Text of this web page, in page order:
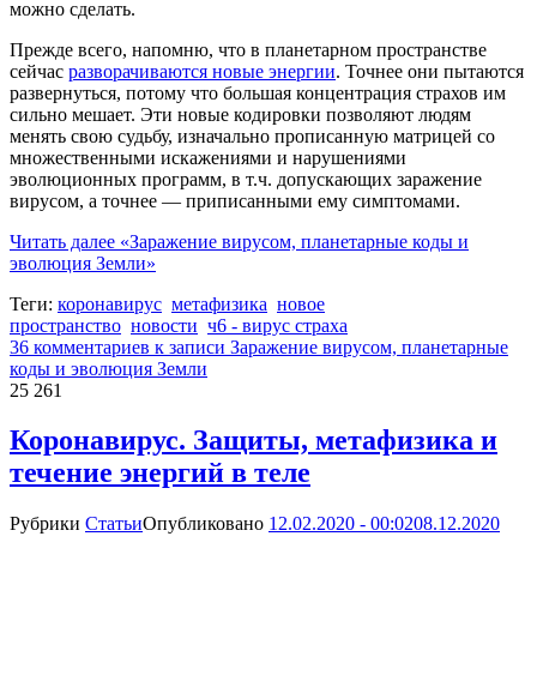
можно сделать.
Прежде всего, напомню, что в планетарном пространстве
сейчас разворачиваются новые энергии. Точнее они пытаются
развернуться, потому что большая концентрация страхов им
сильно мешает. Эти новые кодировки позволяют людям
менять свою судьбу, изначально прописанную матрицей со
множественными искажениями и нарушениями
эволюционных программ, в т.ч. допускающих заражение
вирусом, а точнее — приписанными ему симптомами.
Читать далее «Заражение вирусом, планетарные коды и
эволюция Земли»
Теги: коронавирус метафизика новое
пространство новости ч6 - вирус страха
36 комментариев к записи Заражение вирусом, планетарные
коды и эволюция Земли
25 261
Коронавирус. Защиты, метафизика и
течение энергий в теле
Рубрики СтатьиОпубликовано 12.02.2020 - 00:0208.12.2020